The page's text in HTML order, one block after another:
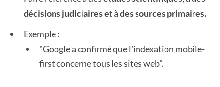
décisions judiciaires et à des sources primaires.
Exemple :
"Google a confirmé que l'indexation mobile-
first concerne tous les sites web".